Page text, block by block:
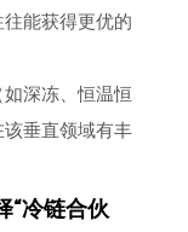
能获得更优的
如深冻、恒温恒
垂直领域有丰
“冷链合伙